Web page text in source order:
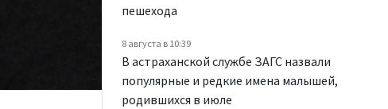
пешехода
8 августа в 10:39
В астраханской службе ЗАГС назвали
популярные и редкие имена малышей,
родившихся в июле